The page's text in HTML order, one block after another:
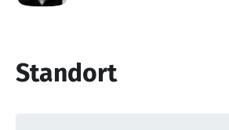
Standort